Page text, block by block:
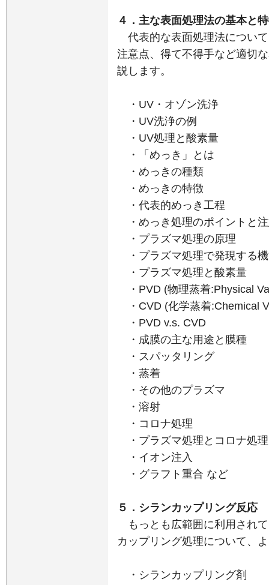
４．主な表面処理法の基本と
代表的な表面処理法につい
注意点、得て不得手など適切
説します。
・UV・オゾン洗浄
・UV洗浄の例
・UV処理と酸素量
・「めっき」とは
・めっきの種類
・めっきの特徴
・代表的めっき工程
・めっき処理のポイントと
・プラズマ処理の原理
・プラズマ処理で発現する
・プラズマ処理と酸素量
・PVD (物理蒸着:Physical
・CVD (化学蒸着:Chemical
・PVD v.s. CVD
・成膜の主な用途と膜種
・スパッタリング
・蒸着
・その他のプラズマ
・溶射
・コロナ処理
・プラズマ処理とコロナ処理
・イオン注入
・グラフト重合 など
５．シランカップリング反応
もっとも広範囲に利用され
カップリング処理について、
・シランカップリング剤